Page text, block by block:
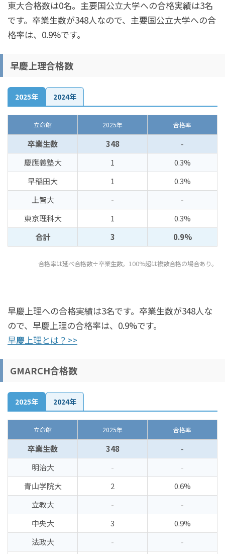
東大合格数は0名。主要国公立大学への合格実績は3名
です。卒業生数が348人なので、主要国公立大学への合
格率は、0.9%です。
早慶上理合格数
2025年 2024年
立命館 2025年 合格率
卒業生数 348
-
慶應義塾大
1
0.3%
早稲田大
1
0.3%
上智大
-
-
東京理科大
1
0.3%
合計
3 0.9%
合格率は延べ合格数÷卒業生数。100%超は複数合格の場合あり。
早慶上理への合格実績は3名です。卒業生数が348人な
ので、早慶上理の合格率は、0.9%です。
早慶上理とは？>>
GMARCH合格数
2025年 2024年
立命館 2025年 合格率
卒業生数 348
-
明治大
-
-
青山学院大
2
0.6%
立教大
-
-
中央大
3
0.9%
法政大
-
-